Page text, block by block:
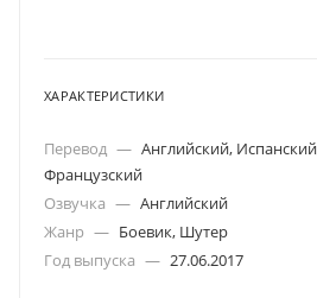
ХАРАКТЕРИСТИКИ
Перевод — Английский,
Французский
Озвучка — Английский
Жанр — Боевик, Шутер
Год выпуска — 27.06.2017